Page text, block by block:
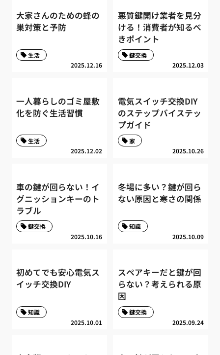
大家さんのための蜂の
巣対策と予防
2025.12.16
生活
悪質鍵開け業者を見分
ける！消費者が知るべ
きポイント
2025.12.03
鍵交換
一人暮らしのゴミ屋敷
化を防ぐ生活習慣
2025.12.02
生活
電気スイッチ交換DIY
のステップバイステッ
プガイド
2025.10.26
家
車の鍵が回らない！イ
グニッションキーのト
ラブル
2025.10.16
鍵交換
冬場に多い？鍵が回ら
ない原因と寒さの関係
2025.10.09
知識
初めてでも安心電気ス
イッチ交換DIY
2025.10.01
知識
スペアキーだと鍵が回
らない？考えられる原
因
2025.09.24
鍵交換